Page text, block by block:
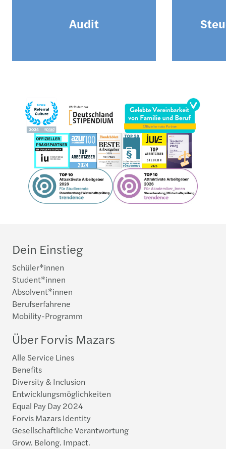
Audit
Dein Einstieg
Schüler*innen
Student*innen
Absolvent*innen
Berufserfahrene
Mobility-Programm
Über Forvis Mazars
Alle Service Lines
Benefits
Diversity & Inclusion
Entwicklungsmöglichkeiten
Equal Pay Day 2024
Forvis Mazars Identity
Gesellschaftliche Verantwortung
Grow. Belong. Impact.